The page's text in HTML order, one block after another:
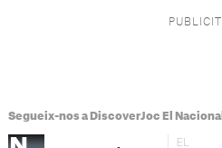
Segueix-nos a DiscoverJoc El Nacional